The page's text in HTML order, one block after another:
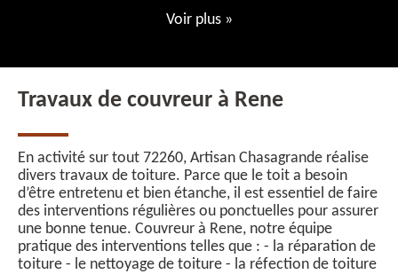
Voir plus »
Travaux de couvreur à Rene
En activité sur tout 72260, Artisan Chasagrande réalise
divers travaux de toiture. Parce que le toit a besoin
d’être entretenu et bien étanche, il est essentiel de faire
des interventions régulières ou ponctuelles pour assurer
une bonne tenue. Couvreur à Rene, notre équipe
pratique des interventions telles que : - la réparation de
toiture - le nettoyage de toiture - la réfection de toiture